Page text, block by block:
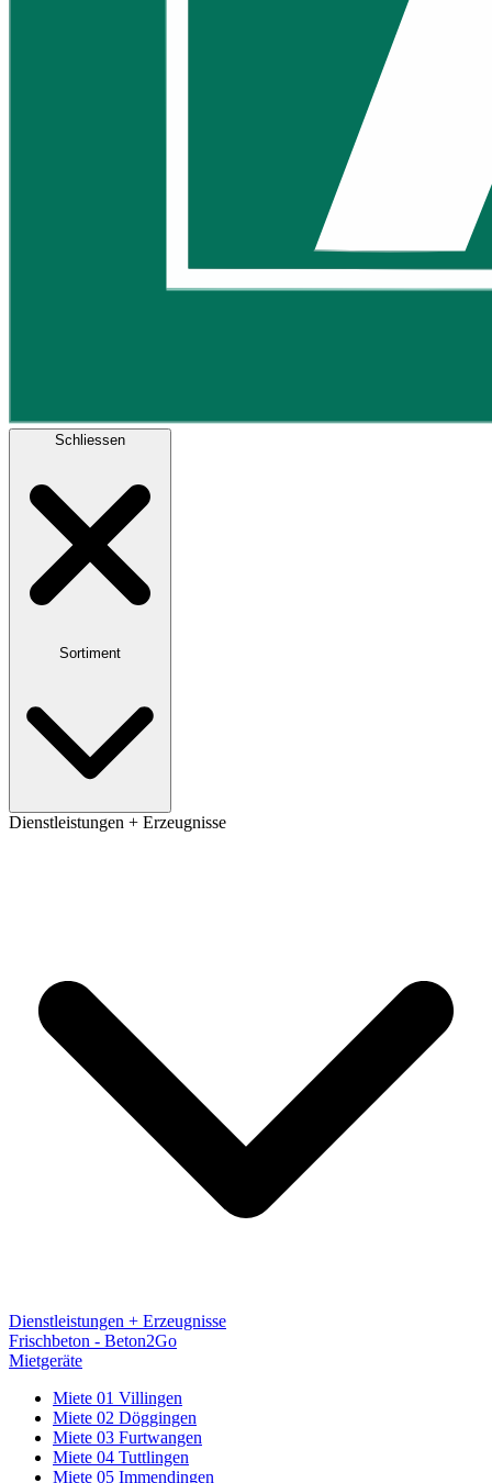
Schliessen
Sortiment
Dienstleistungen + Erzeugnisse
Dienstleistungen + Erzeugnisse
Frischbeton - Beton2Go
Mietgeräte
Miete 01 Villingen
Miete 02 Döggingen
Miete 03 Furtwangen
Miete 04 Tuttlingen
Miete 05 Immendingen